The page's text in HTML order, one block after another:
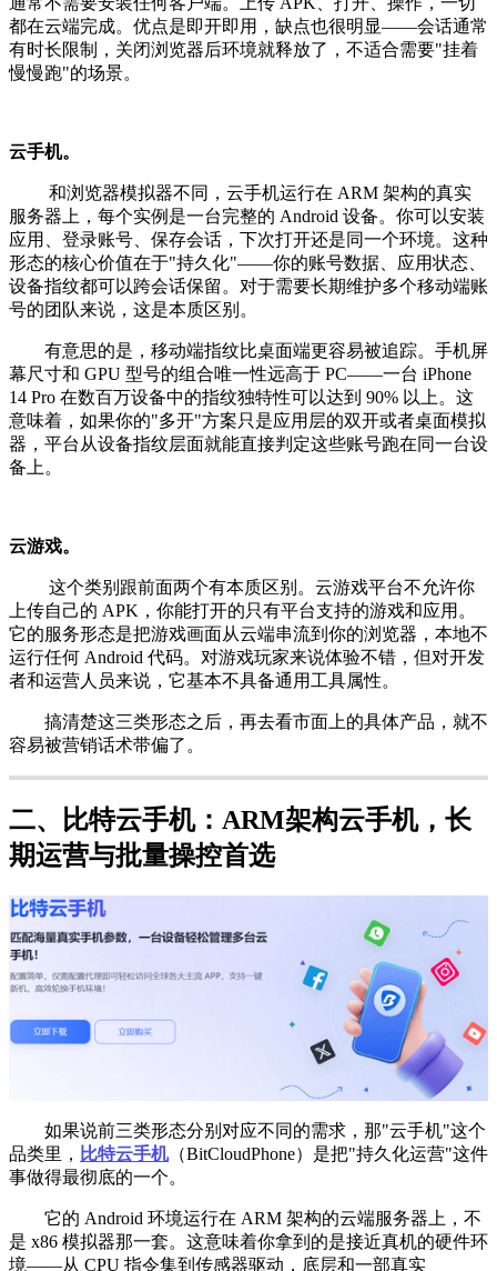
都在云端完成。优点是即开即用，缺点也很明显——会话通常
有时长限制，关闭浏览器后环境就释放了，不适合需要"挂着
慢慢跑"的场景。
云手机。
和浏览器模拟器不同，云手机运行在 ARM 架构的真实
服务器上，每个实例是一台完整的 Android 设备。你可以安装
应用、登录账号、保存会话，下次打开还是同一个环境。这种
形态的核心价值在于"持久化"——你的账号数据、应用状态、
设备指纹都可以跨会话保留。对于需要长期维护多个移动端账
号的团队来说，这是本质区别。
有意思的是，移动端指纹比桌面端更容易被追踪。手机屏
幕尺寸和 GPU 型号的组合唯一性远高于 PC——一台 iPhone
14 Pro 在数百万设备中的指纹独特性可以达到 90% 以上。这
意味着，如果你的"多开"方案只是应用层的双开或者桌面模拟
器，平台从设备指纹层面就能直接判定这些账号跑在同一台设
备上。
云游戏。
这个类别跟前面两个有本质区别。云游戏平台不允许你
上传自己的 APK，你能打开的只有平台支持的游戏和应用。
它的服务形态是把游戏画面从云端串流到你的浏览器，本地不
运行任何 Android 代码。对游戏玩家来说体验不错，但对开发
者和运营人员来说，它基本不具备通用工具属性。
搞清楚这三类形态之后，再去看市面上的具体产品，就不
容易被营销话术带偏了。
二、比特云手机：ARM架构云手机，长
期运营与批量操控首选
如果说前三类形态分别对应不同的需求，那"云手机"这个
品类里， 比特云手机（BitCloudPhone）是把"持久化运营"这件
事做得最彻底的一个。
它的 Android 环境运行在 ARM 架构的云端服务器上，不
是 x86 模拟器那一套。这意味着你拿到的是接近真机的硬件环
境——从 CPU 指令集到传感器驱动，底层和一部真实